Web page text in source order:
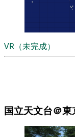
VR（未完成）
国立天文台＠